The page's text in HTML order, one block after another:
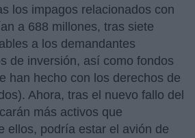
los impagos relacionados con
a 688 millones, tras siete
a los demandantes
de inversión, así como fondos
han hecho con los derechos de
Ahora, tras el nuevo fallo del
más activos que
ellos, podría estar el avión de